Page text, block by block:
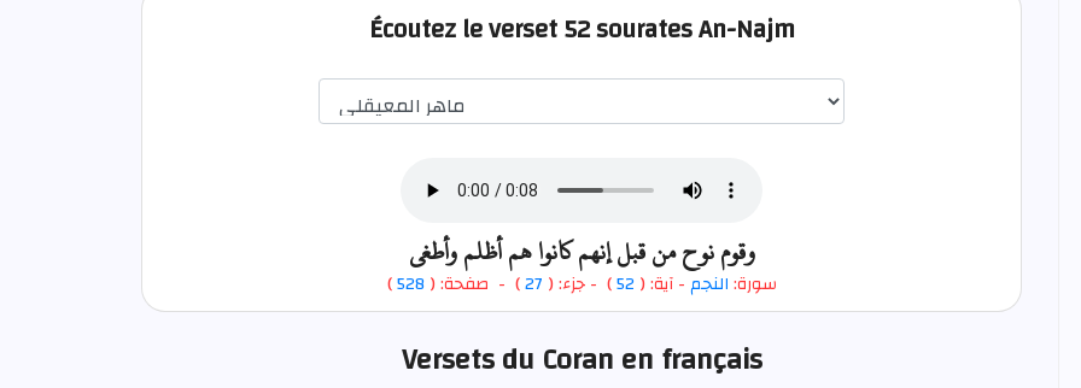
Écoutez le verset 52 sourates An-Najm
وقوم نوح من قبل إنهم كانوا هم أظلم وأطغى
سورة:النجم- آية: ( 52
) - جزء: ( 27) - صفحة: ( 528
)
Versets du Coran en français